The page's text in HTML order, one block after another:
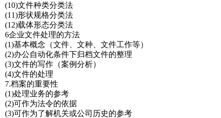
(10)文件种类分类法
(11)形状规格分类法
(12)载体形态分类法
6企业文件处理的方法
(1)基本概念（文件、文种、文件工作等）
(2)办公自动化条件下归档文件的整理
(3)文件的写作（案例分析）
(4)文件的处理
7.档案的重要性
(1)处理业务的参考
(2)可作为法令的依据
(3)可作为了解机关或公司历史的参考